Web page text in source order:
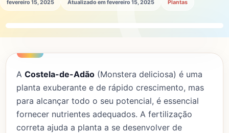
fevereiro 15, 2025 Atualizado em fevereiro 15, 2025 Plantas
A Costela-de-Adão (Monstera deliciosa) é uma
planta exuberante e de rápido crescimento, mas
para alcançar todo o seu potencial, é essencial
fornecer nutrientes adequados. A fertilização
correta ajuda a planta a se desenvolver de